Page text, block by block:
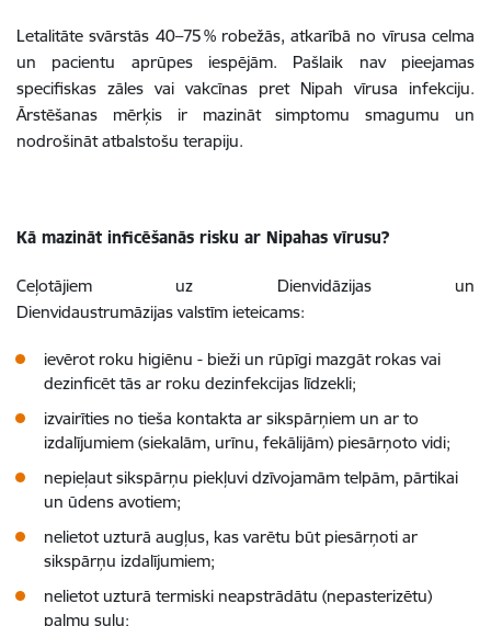
Letalitāte svārstās 40–75 % robežās, atkarībā no vīrusa celma
un pacientu aprūpes iespējām. Pašlaik nav pieejamas
specifiskas zāles vai vakcīnas pret Nipah vīrusa infekciju.
Ārstēšanas mērķis ir mazināt simptomu smagumu un
nodrošināt atbalstošu terapiju.
Kā mazināt inficēšanās risku ar Nipahas vīrusu?
Ceļotājiem uz Dienvidāzijas un
Dienvidaustrumāzijas valstīm ieteicams:
ievērot roku higiēnu - bieži un rūpīgi mazgāt rokas vai
dezinficēt tās ar roku dezinfekcijas līdzekli;
izvairīties no tieša kontakta ar sikspārņiem un ar to
izdalījumiem (siekalām, urīnu, fekālijām) piesārņoto vidi;
nepieļaut sikspārņu piekļuvi dzīvojamām telpām, pārtikai
un ūdens avotiem;
nelietot uzturā augļus, kas varētu būt piesārņoti ar
sikspārņu izdalījumiem;
nelietot uzturā termiski neapstrādātu (nepasterizētu)
palmu sulu;